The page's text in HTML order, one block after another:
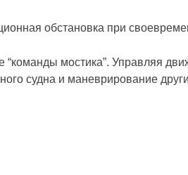
обстановка при
мостика”. Управляя
судна и маневрирование